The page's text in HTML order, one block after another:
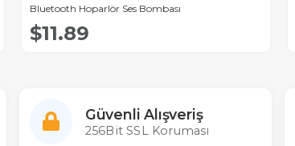
Bluetooth Hoparlör Ses Bombası
$11.89
Güvenli Alışveriş
256Bit SSL Koruması